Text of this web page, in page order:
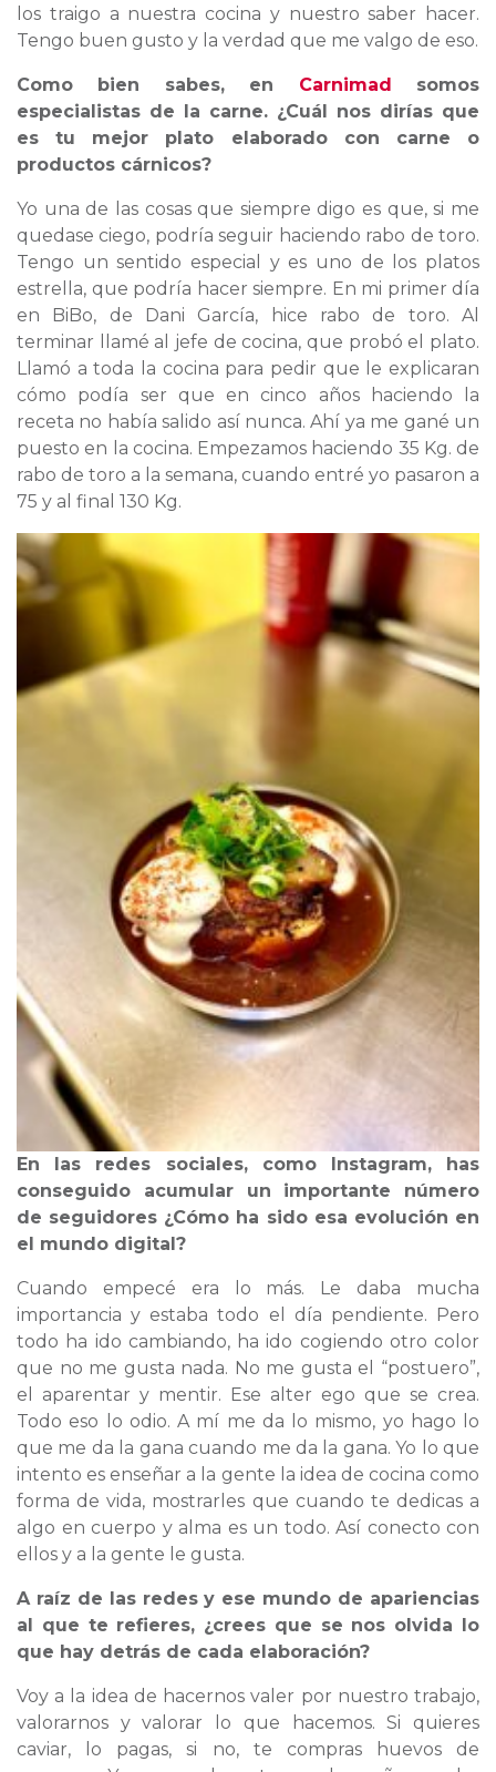
los traigo a nuestra cocina y nuestro saber hacer.
Tengo buen gusto y la verdad que me valgo de eso.
Como bien sabes, en Carnimad
somos
especialistas de la carne. ¿Cuál nos dirías que
es tu mejor plato elaborado con carne o
productos cárnicos?
Yo una de las cosas que siempre digo es que, si me
quedase ciego, podría seguir haciendo rabo de toro.
Tengo un sentido especial y es uno de los platos
estrella, que podría hacer siempre. En mi primer día
en BiBo, de Dani García, hice rabo de toro. Al
terminar llamé al jefe de cocina, que probó el plato.
Llamó a toda la cocina para pedir que le explicaran
cómo podía ser que en cinco años haciendo la
receta no había salido así nunca. Ahí ya me gané un
puesto en la cocina. Empezamos haciendo 35 Kg. de
rabo de toro a la semana, cuando entré yo pasaron a
75 y al final 130 Kg.
En las redes sociales, como Instagram, has
conseguido acumular un importante número
de seguidores ¿Cómo ha sido esa evolución en
el mundo digital?
Cuando empecé era lo más. Le daba mucha
importancia y estaba todo el día pendiente. Pero
todo ha ido cambiando, ha ido cogiendo otro color
que no me gusta nada. No me gusta el “postuero”,
el aparentar y mentir. Ese alter ego que se crea.
Todo eso lo odio. A mí me da lo mismo, yo hago lo
que me da la gana cuando me da la gana. Yo lo que
intento es enseñar a la gente la idea de cocina como
forma de vida, mostrarles que cuando te dedicas a
algo en cuerpo y alma es un todo. Así conecto con
ellos y a la gente le gusta.
A raíz de las redes y ese mundo de apariencias
al que te refieres, ¿crees que se nos olvida lo
que hay detrás de cada elaboración?
Voy a la idea de hacernos valer por nuestro trabajo,
valorarnos y valorar lo que hacemos. Si quieres
caviar, lo pagas, si no, te compras huevos de